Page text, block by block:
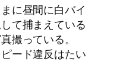
に昼間に白バイ
て捕まえている
撮っている。
ード違反はたい